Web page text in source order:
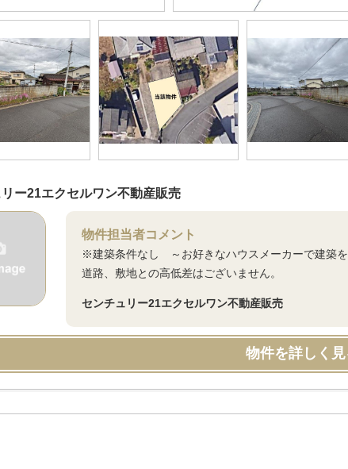
ー21エクセルワン不動産販売
物件担当者コメント
※建築条件なし ～お好きなハウスメーカーで建
道路、敷地との高低差はございません。
センチュリー21エクセルワン不動産販売
物件を詳しく見